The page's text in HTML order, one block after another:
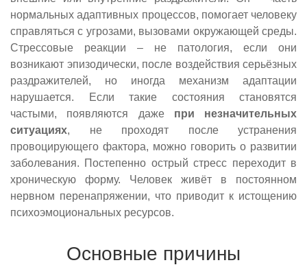
нормальных адаптивных процессов, помогает человеку
справляться с угрозами, вызовами окружающей среды.
Стрессовые реакции – не патология, если они
возникают эпизодически, после воздействия серьёзных
раздражителей, но иногда механизм адаптации
нарушается. Если такие состояния становятся
частыми, появляются даже при незначительных
ситуациях, не проходят после устранения
провоцирующего фактора, можно говорить о развитии
заболевания. Постепенно острый стресс переходит в
хроническую форму. Человек живёт в постоянном
нервном перенапряжении, что приводит к истощению
психоэмоциональных ресурсов.
Основные причины